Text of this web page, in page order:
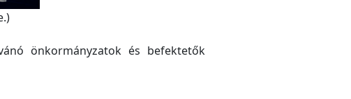
önkormányzatok és befektetők